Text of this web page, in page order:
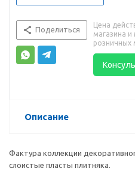
Поделиться
Цена
магазина
розничных
Описание
Фактура коллекции
слоистые пласты плитняка.